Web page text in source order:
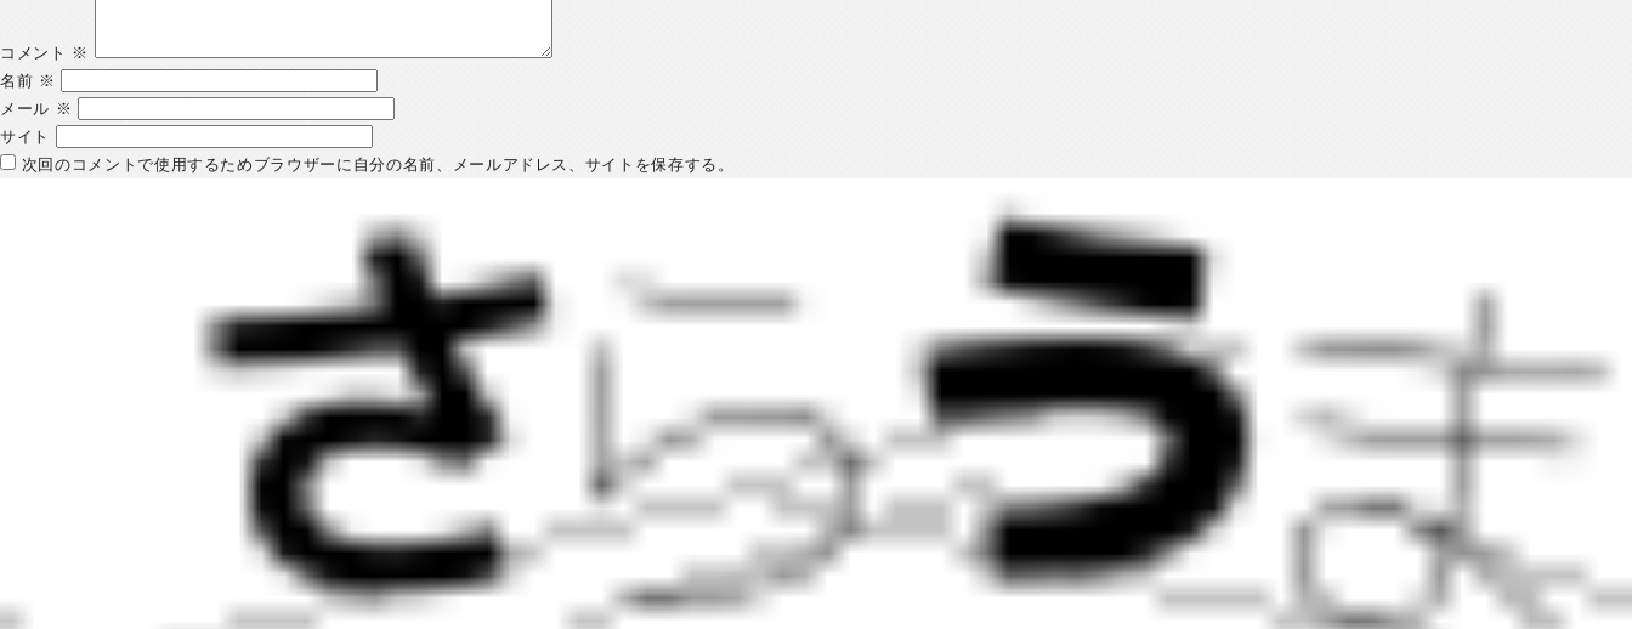
コメント
※
名前 ※
メール ※
サイト
次回のコメントで使用するためブラウザーに自分の名前、メールアドレス、サイトを保存する。